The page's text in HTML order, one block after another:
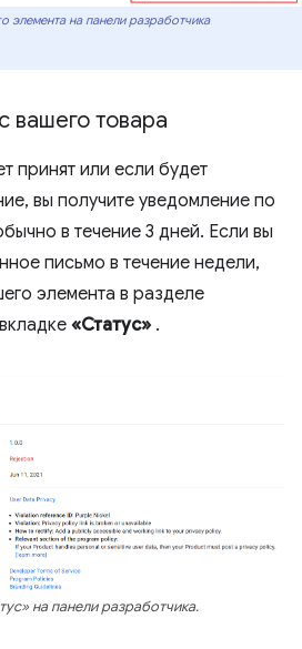
элемента на панели разработчика
вашего товара
принят или если будет
вы получите уведомление по
в течение 3 дней. Если вы
письмо в течение недели,
элемента в разделе
«Статус» .
на панели разработчика.